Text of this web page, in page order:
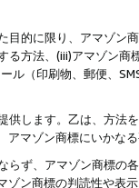
目的に限り、アマゾン
る方法、(iii)アマゾン
ル（印刷物、郵便、
供します。乙は、方
マゾン商標にいかな
らず、アマゾン商標
ゾン商標の判読性や表